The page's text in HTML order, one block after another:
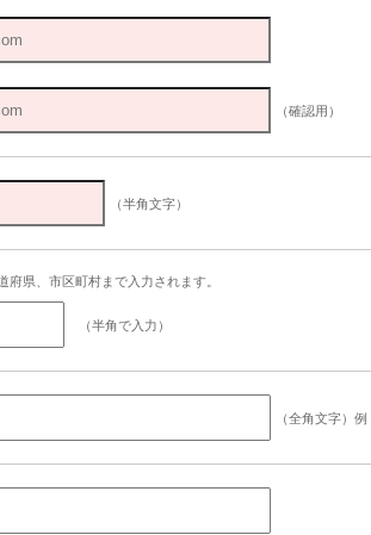
（確認用）
（半角文字）
県、市区町村まで入力されます。
（半角で入力）
（全角文字）